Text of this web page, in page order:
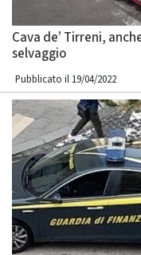
Cava de’ Tirreni,
selvaggio
Pubblicato il 19/04/2022